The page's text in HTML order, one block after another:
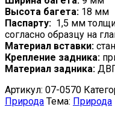
Высота багета: 18 мм
Паспарту: 1,5 мм
согласно образцу на
Материал вставки:
Крепление задника:
Материал задника:
Артикул: 07-0570
Природа Тема: Природа